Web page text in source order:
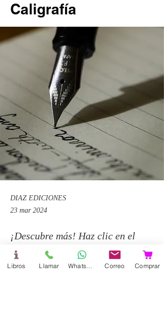
Caligrafía
DIAZ EDICIONES
23 mar 2024
¡Descubre más! Haz clic en el
botón para ingresar al recursos
especialmente diseñados para ti.
Libros Llamar Correo Comprar